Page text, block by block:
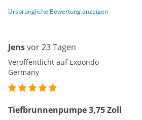
Ursprüngliche Bewertung anzeigen
Jensvor 23 Tagen
Veröffentlicht auf Expondo
Germany
Tiefbrunnenpumpe 3,75 Zoll